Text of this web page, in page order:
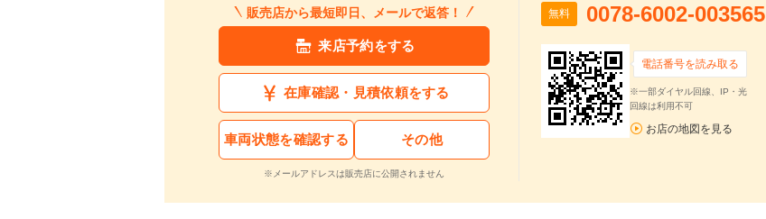
販売店から最短即日、メールで返答！
来店予約をする
在庫確認・見積依頼をする
車両状態を確認する その他
※メールアドレスは販売店に公開されません
無料 0078-6002-003565
電話番号を読み取る
※一部ダイヤル回線、IP・光
回線は利用不可
お店の地図を見る